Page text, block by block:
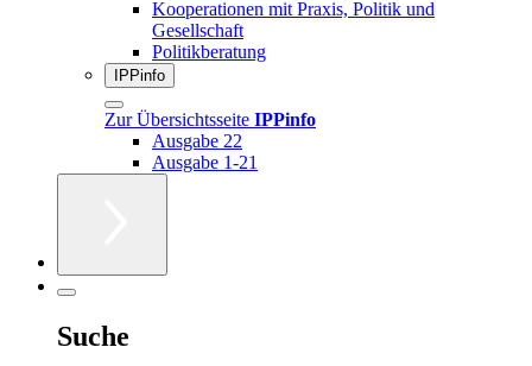
Kooperationen mit Praxis, Politik und
Gesellschaft
Politikberatung
IPPinfo
Zur Übersichtsseite IPPinfo
Ausgabe 22
Ausgabe 1-21
Suche